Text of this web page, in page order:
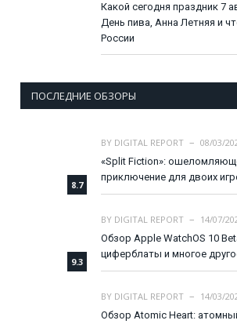
Какой сегодня праздник 7
День пива, Анна Летняя и
России
ПОСЛЕДНИЕ ОБЗОРЫ
8.7
BY DIGITAL REPORT
08/03/
«Split Fiction»:
приключение для двоих
9.3
BY DIGITAL REPORT
14/07/
Обзор Apple WatchOS 10
циферблаты и многое
BY DIGITAL REPORT
14/03/
Обзор Atomic Heart: